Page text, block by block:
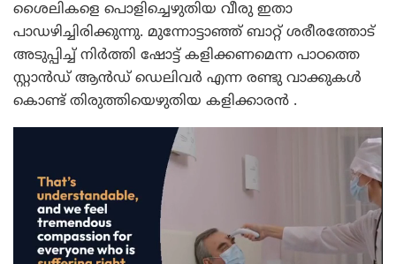
ശൈലികളെ പൊളിച്ചെഴുതിയ വീരു ഇതാ
പാഡഴിച്ചിരിക്കുന്നു. മുന്നോട്ടാഞ്ഞ് ബാറ്റ് ശരീരത്തോട്
അടുപ്പിച്ച് നിർത്തി ഷോട്ട് കളിക്കണമെന്ന പാഠത്തെ
സ്റ്റാൻഡ് ആൻഡ് ഡെലിവർ എന്ന രണ്ടു വാക്കുകൾ
കൊണ്ട് തിരുത്തിയെഴുതിയ കളിക്കാരൻ .